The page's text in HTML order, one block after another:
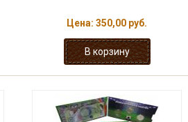
Цена: 350,00 руб.